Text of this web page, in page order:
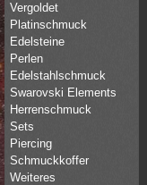
Vergoldet
Platinschmuck
Edelsteine
Perlen
Edelstahlschmuck
Swarovski Elements
Herrenschmuck
Sets
Piercing
Schmuckkoffer
Weiteres